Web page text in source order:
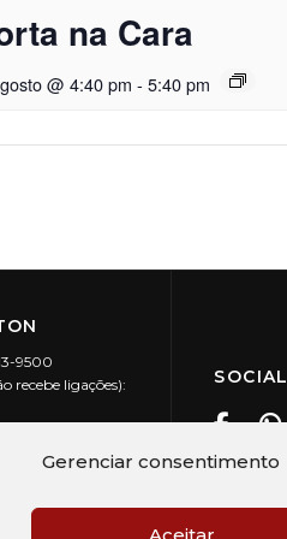
Gerenciar consentimento
Aceitar
na Cara
@ 4:40 pm - 5:40 pm
9500
recebe ligações):
SOCIAL